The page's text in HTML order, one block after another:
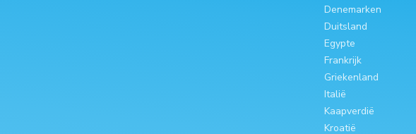
Denemarken
Duitsland
Egypte
Frankrijk
Griekenland
Italië
Kaapverdië
Kroatië